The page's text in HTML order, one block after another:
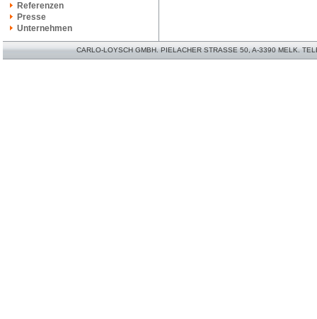
Referenzen
Presse
Unternehmen
CARLO-LOYSCH GMBH. PIELACHER STRASSE 50, A-3390 MELK.